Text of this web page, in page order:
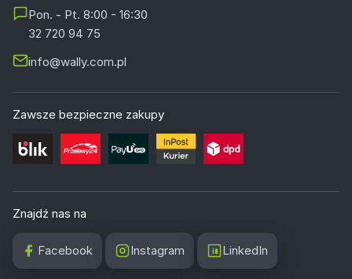
Pon. - Pt. 8:00 - 16:30
32 720 94 75
info@wally.com.pl
Zawsze bezpieczne zakupy
Znajdź nas na
Facebook Instagram LinkedIn